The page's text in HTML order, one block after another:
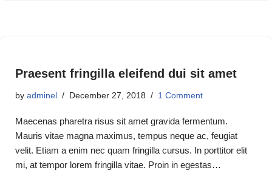
Praesent fringilla eleifend dui sit amet
by adminel December 27, 2018 1 Comment
Maecenas pharetra risus sit amet gravida fermentum.
Mauris vitae magna maximus, tempus neque ac, feugiat
velit. Etiam a enim nec quam fringilla cursus. In porttitor elit
mi, at tempor lorem fringilla vitae. Proin in egestas…